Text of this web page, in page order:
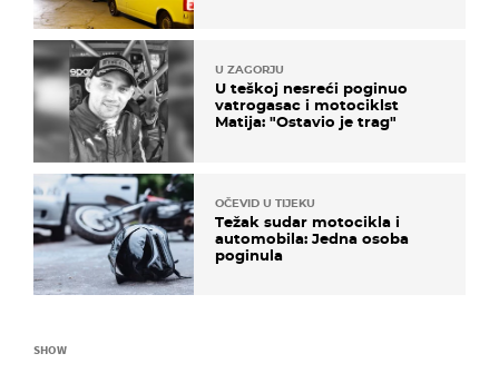
U ZAGORJU
U teškoj nesreći poginuo
vatrogasac i motociklst
Matija: "Ostavio je trag"
OČEVID U TIJEKU
Težak sudar motocikla i
automobila: Jedna osoba
poginula
SHOW